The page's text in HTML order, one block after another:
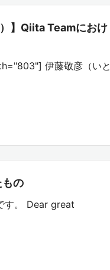
】Qiita Teamにおけ
伊藤敬彦（いと
の
す。 Dear great